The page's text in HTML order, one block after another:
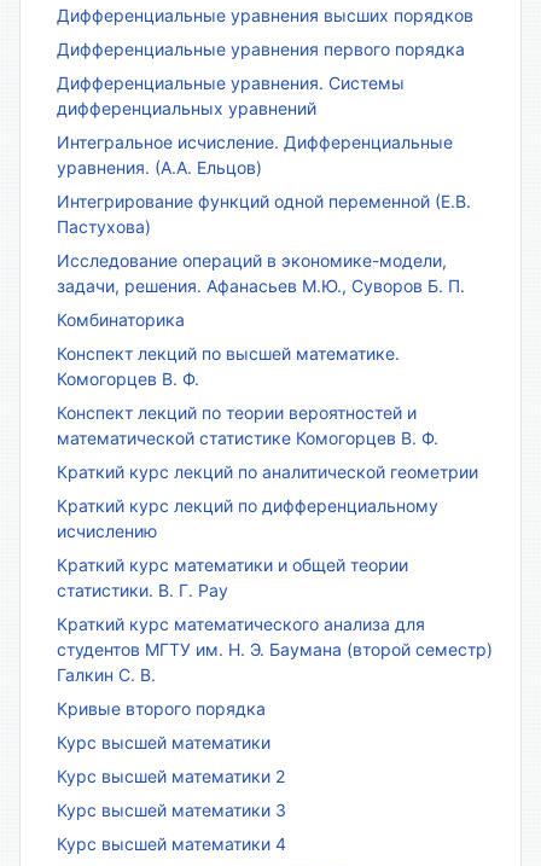
Дифференциальные уравнения высших порядков
Дифференциальные уравнения первого порядка
Дифференциальные уравнения. Системы
дифференциальных уравнений
Интегральное исчисление. Дифференциальные
уравнения. (А.А. Ельцов)
Интегрирование функций одной переменной (Е.В.
Пастухова)
Исследование операций в экономике-модели,
задачи, решения. Афанасьев М.Ю., Суворов Б. П.
Комбинаторика
Конспект лекций по высшей математике.
Комогорцев В. Ф.
Конспект лекций по теории вероятностей и
математической статистике Комогорцев В. Ф.
Краткий курс лекций по аналитической геометрии
Краткий курс лекций по дифференциальному
исчислению
Краткий курс математики и общей теории
статистики. В. Г. Рау
Краткий курс математического анализа для
студентов МГТУ им. Н. Э. Баумана (второй семестр)
Галкин С. В.
Кривые второго порядка
Курс высшей математики
Курс высшей математики 2
Курс высшей математики 3
Курс высшей математики 4